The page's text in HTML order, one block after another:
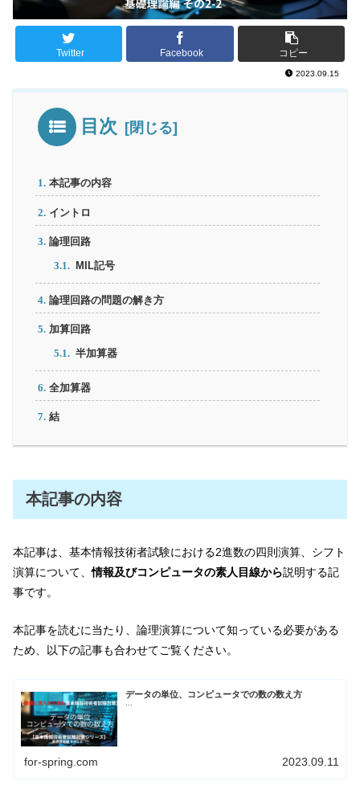
Twitter Facebook コピー
2023.09.15
目次
本記事の内容
イントロ
論理回路
MIL記号
論理回路の問題の解き方
加算回路
半加算器
全加算器
結
本記事の内容
本記事は、基本情報技術者試験における2進数の四則演算、シフト
演算について、情報及びコンピュータの素人目線から説明する記
事です。
本記事を読むに当たり、論理演算について知っている必要がある
ため、以下の記事も合わせてご覧ください。
データの単位、コンピュータでの数の数え方
...
for-spring.com 2023.09.11